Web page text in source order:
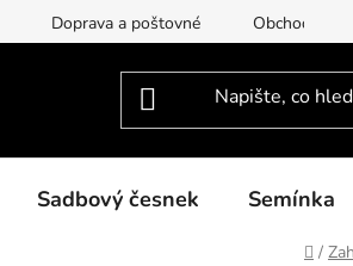
Doprava a poštovné Obchodní
Sadbový česnek Semínka
/